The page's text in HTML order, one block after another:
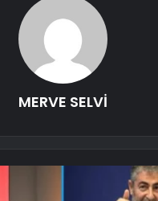
MERVE SELVİ